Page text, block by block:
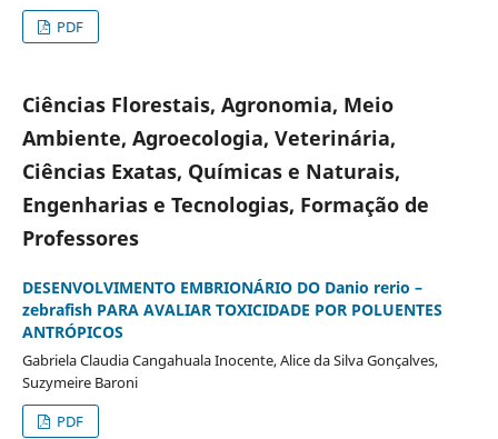
PDF
Ciências Florestais, Agronomia, Meio
Ambiente, Agroecologia, Veterinária,
Ciências Exatas, Químicas e Naturais,
Engenharias e Tecnologias, Formação de
Professores
DESENVOLVIMENTO EMBRIONÁRIO DO Danio rerio –
zebrafish PARA AVALIAR TOXICIDADE POR POLUENTES
ANTRÓPICOS
Gabriela Claudia Cangahuala Inocente, Alice da Silva Gonçalves,
Suzymeire Baroni
PDF